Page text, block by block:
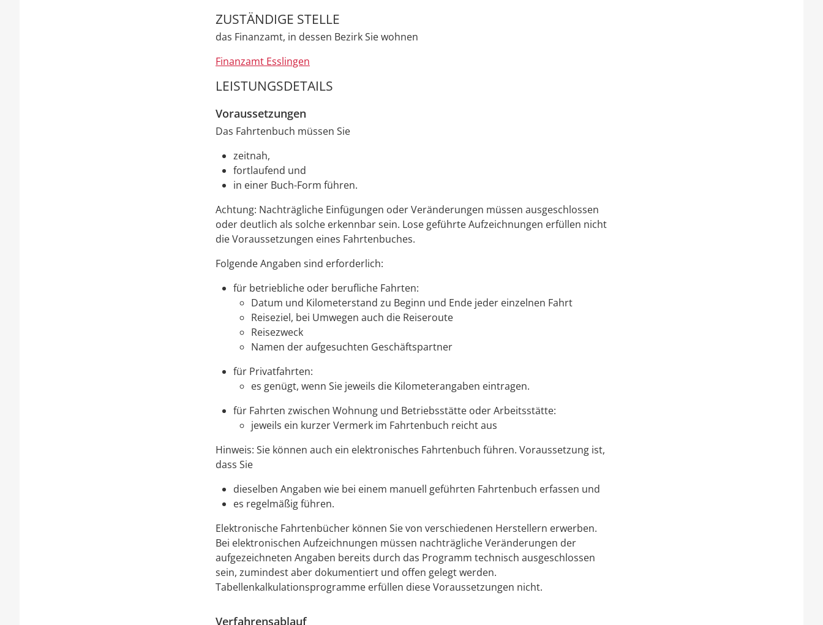
ZUSTÄNDIGE STELLE
das Finanzamt, in dessen Bezirk Sie wohnen
Finanzamt Esslingen
LEISTUNGSDETAILS
Voraussetzungen
Das Fahrtenbuch müssen Sie
zeitnah,
fortlaufend und
in einer Buch-Form führen.
Achtung: Nachträgliche Einfügungen oder Veränderungen müssen ausgeschlossen
oder deutlich als solche erkennbar sein. Lose geführte Aufzeichnungen erfüllen nicht
die Voraussetzungen eines Fahrtenbuches.
Folgende Angaben sind erforderlich:
für betriebliche oder berufliche Fahrten:
Datum und Kilometerstand zu Beginn und Ende jeder einzelnen Fahrt
Reiseziel, bei Umwegen auch die Reiseroute
Reisezweck
Namen der aufgesuchten Geschäftspartner
für Privatfahrten:
es genügt, wenn Sie jeweils die Kilometerangaben eintragen.
für Fahrten zwischen Wohnung und Betriebsstätte oder Arbeitsstätte:
jeweils ein kurzer Vermerk im Fahrtenbuch reicht aus
Hinweis: Sie können auch ein elektronisches Fahrtenbuch führen. Voraussetzung ist,
dass Sie
dieselben Angaben wie bei einem manuell geführten Fahrtenbuch erfassen und
es regelmäßig führen.
Elektronische Fahrtenbücher können Sie von verschiedenen Herstellern erwerben.
Bei elektronischen Aufzeichnungen müssen nachträgliche Veränderungen der
aufgezeichneten Angaben bereits durch das Programm technisch ausgeschlossen
sein, zumindest aber dokumentiert und offen gelegt werden.
Tabellenkalkulationsprogramme erfüllen diese Voraussetzungen nicht.
Verfahrensablauf